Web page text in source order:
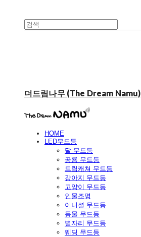
더드림나무 (The Dream Namu)
HOME
LED무드등
달 무드등
공룡 무드등
드림캐쳐 무드등
강아지 무드등
고양이 무드등
인물조명
이니셜 무드등
동물 무드등
별자리 무드등
웨딩 무드등